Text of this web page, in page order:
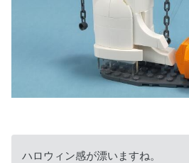
ハロウィン感が漂いますね。